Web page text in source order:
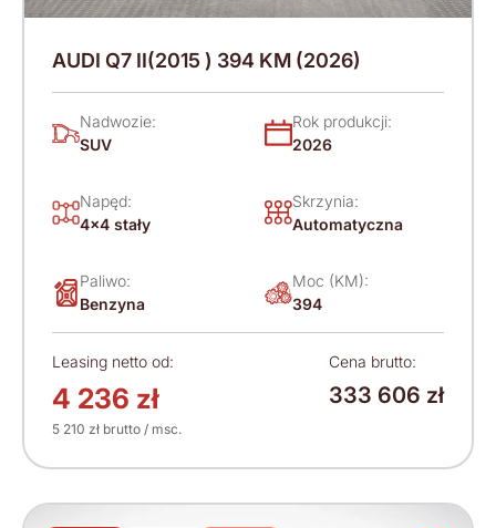
AUDI Q7 II(2015 ) 394 KM (2026)
Nadwozie:
SUV
Rok produkcji:
2026
Napęd:
4x4 stały
Skrzynia:
Automatyczna
Paliwo:
Benzyna
Moc (KM):
394
Leasing netto od:
4 236 zł
5 210 zł brutto / msc.
Cena brutto:
333 606 zł